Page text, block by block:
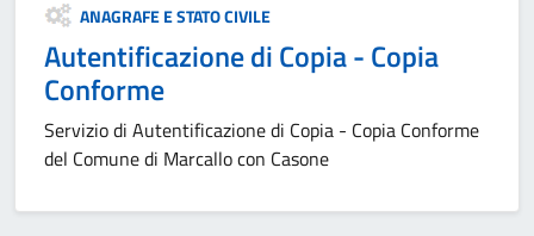
Categoria:
ANAGRAFE E STATO CIVILE
Autentificazione di Copia - Copia
Conforme
Servizio di Autentificazione di Copia - Copia Conforme
del Comune di Marcallo con Casone